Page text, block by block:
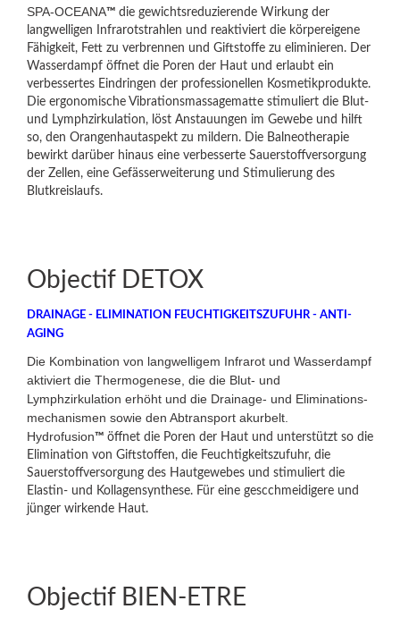
SPA-OCEANA™ die gewichtsreduzierende Wirkung der
langwelligen Infrarotstrahlen und reaktiviert die körpereigene
Fähigkeit, Fett zu verbrennen und Giftstoffe zu eliminieren. Der
Wasserdampf öffnet die Poren der Haut und erlaubt ein
verbessertes Eindringen der professionellen Kosmetikprodukte.
Die ergonomische Vibrationsmassagematte stimuliert die Blut-
und Lymphzirkulation, löst Anstauungen im Gewebe und hilft
so, den Orangenhautaspekt zu mildern. Die Balneotherapie
bewirkt darüber hinaus eine verbesserte Sauerstoffversorgung
der Zellen, eine Gefässerweiterung und Stimulierung des
Blutkreislaufs.
Objectif DETOX
DRAINAGE - ELIMINATION FEUCHTIGKEITSZUFUHR - ANTI-
AGING
Die Kombination von langwelligem Infrarot und Wasserdampf
aktiviert die Thermogenese, die die Blut- und
Lymphzirkulation erhöht und die Drainage- und Eliminations-
mechanismen sowie den Abtransport akurbelt.
Hydrofusion™ öffnet die Poren der Haut und unterstützt so die
Elimination von Giftstoffen, die Feuchtigkeitszufuhr, die
Sauerstoffversorgung des Hautgewebes und stimuliert die
Elastin- und Kollagensynthese. Für eine gescchmeidigere und
jünger wirkende Haut.
Objectif BIEN-ETRE